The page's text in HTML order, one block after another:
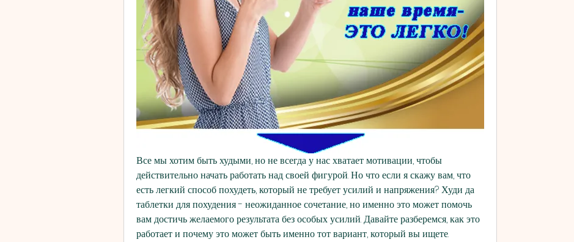
Все мы хотим быть худыми, но не всегда у нас хватает мотивации, чтобы
действительно начать работать над своей фигурой. Но что если я скажу вам, что
есть легкий способ похудеть, который не требует усилий и напряжения? Худи да
таблетки для похудения - неожиданное сочетание, но именно это может помочь
вам достичь желаемого результата без особых усилий. Давайте разберемся, как это
работает и почему это может быть именно тот вариант, который вы ищете.